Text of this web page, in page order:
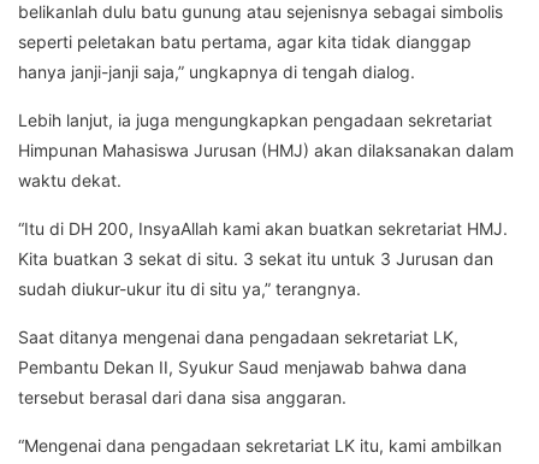
belikanlah dulu batu gunung atau sejenisnya sebagai simbolis
seperti peletakan batu pertama, agar kita tidak dianggap
hanya janji-janji saja,” ungkapnya di tengah dialog.
Lebih lanjut, ia juga mengungkapkan pengadaan sekretariat
Himpunan Mahasiswa Jurusan (HMJ) akan dilaksanakan dalam
waktu dekat.
“Itu di DH 200, InsyaAllah kami akan buatkan sekretariat HMJ.
Kita buatkan 3 sekat di situ. 3 sekat itu untuk 3 Jurusan dan
sudah diukur-ukur itu di situ ya,” terangnya.
Saat ditanya mengenai dana pengadaan sekretariat LK,
Pembantu Dekan II, Syukur Saud menjawab bahwa dana
tersebut berasal dari dana sisa anggaran.
“Mengenai dana pengadaan sekretariat LK itu, kami ambilkan